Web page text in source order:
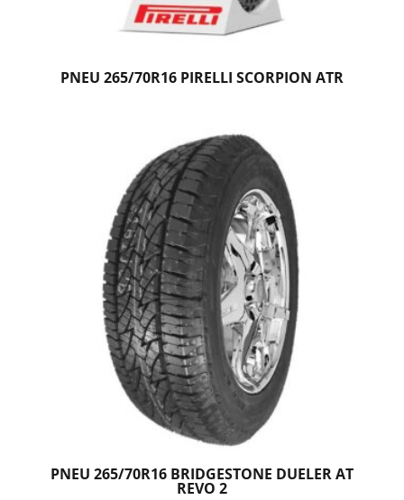
PNEU 265/70R16 PIRELLI SCORPION ATR
PNEU 265/70R16 BRIDGESTONE DUELER AT
REVO 2